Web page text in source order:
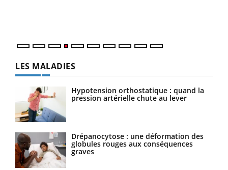
LES MALADIES
Hypotension orthostatique : quand la
pression artérielle chute au lever
Drépanocytose : une déformation des
globules rouges aux conséquences
graves